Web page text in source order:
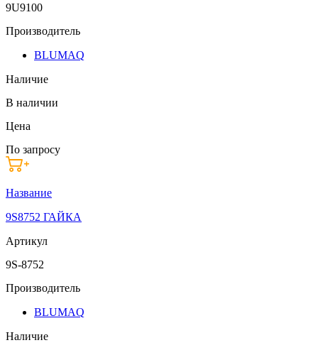
9U9100
Производитель
BLUMAQ
Наличие
В наличии
Цена
По запросу
Название
9S8752 ГАЙКА
Артикул
9S-8752
Производитель
BLUMAQ
Наличие